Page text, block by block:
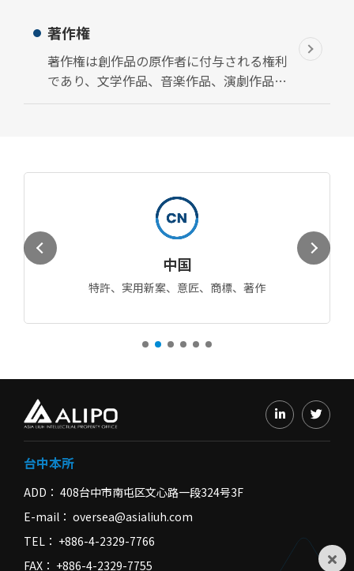
い、商品の形状またはその包装、及び上述
のです。文章または図面方式で表現した標
記を商標として登録できます。
著作権
著作権は創作品の原作者に付与される権利
であり、文学作品、音楽作品、演劇作品、
芸術作品、音声記録、映像、放送、有線放
其
取
扱
中国
特許、実用新案、意匠、商標、著作
台中本所
ADD
408台中市南屯区文心路一段324号3F
E-mail
oversea@asialiuh.com
TEL
+886-4-2329-7766
FAX
+886-4-2329-7755